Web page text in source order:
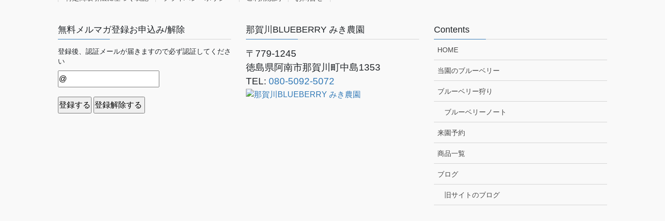
無料メルマガ登録お申込み/解除
登録後、認証メールが届きますので必ず認証してくださ
い
那賀川BLUEBERRY みき農園
〒779-1245
徳島県阿南市那賀川町中島1353
TEL: 080-5092-5072
Contents
HOME
当園のブルーベリー
ブルーベリー狩り
ブルーベリーノート
来園予約
商品一覧
ブログ
旧サイトのブログ